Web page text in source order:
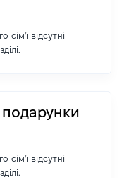
сім'ї відсутні
подарунки
сім'ї відсутні